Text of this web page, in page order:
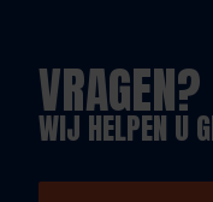
VRAGEN?
WIJ HELPEN U